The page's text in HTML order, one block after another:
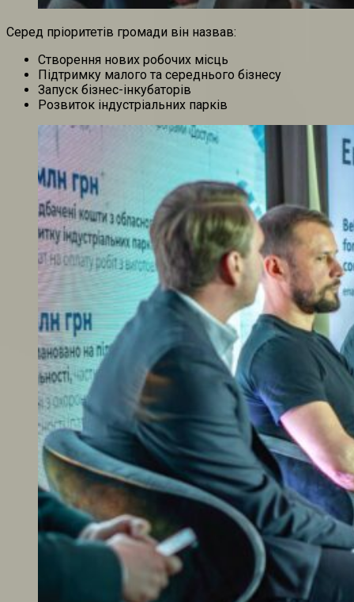
Серед пріоритетів громади він назвав:
Створення нових робочих місць
Підтримку малого та середнього бізнесу
Запуск бізнес-інкубаторів
Розвиток індустріальних парків